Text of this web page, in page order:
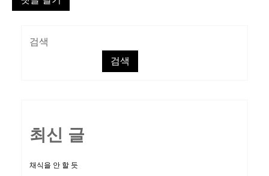
검색
검색
최신 글
채식을 안 할 듯